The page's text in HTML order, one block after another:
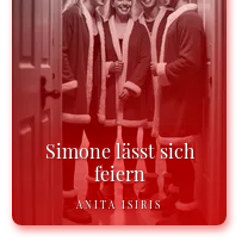
Simone lässt sich
feiern
ANITA ISIRIS